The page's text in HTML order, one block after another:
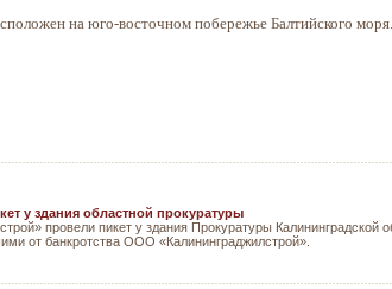
на юго-восточном побережье Балтийского
у здания областной прокуратуры
провели пикет у здания Прокуратуры
от банкротства ООО «Калининграджилстрой».